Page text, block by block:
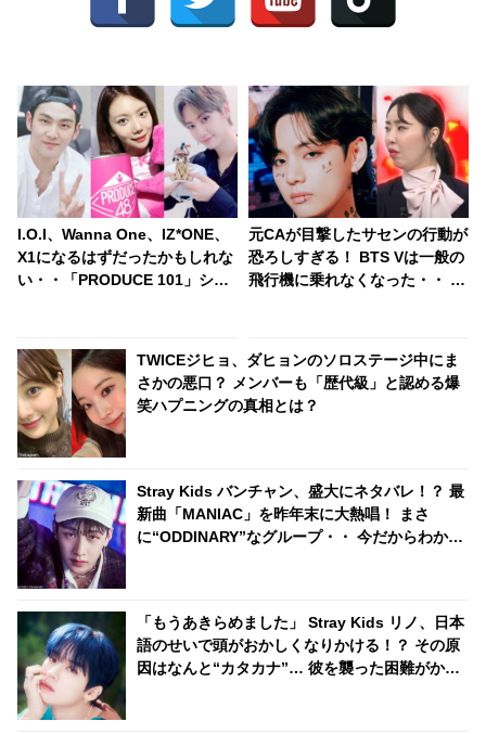
I.O.I、Wanna One、IZ*ONE、
X1になるはずだったかもしれな
い・・「PRODUCE 101」シリ
元CAが目撃したサセンの行動が
恐ろしすぎる！ BTS Vは一般の
飛行機に乗れなくなった・・ 体
れるほどの悪行の数々にCAもウ
ンザリ
TWICEジヒョ、ダヒョンのソロステージ中にま
さかの悪口？ メンバーも「歴代級」と認める爆
笑ハプニングの真相とは？
Stray Kids バンチャン、盛大にネタバレ！？ 最
新曲「MANIAC」を昨年末に大熱唱！ まさ
に“ODDINARY”なグループ・・ 今だからわかる
「もうあきらめました」 Stray Kids リノ、日本
語のせいで頭がおかしくなりかける！？ その原
因はなんと“カタカナ”… 彼を襲った困難がかわ